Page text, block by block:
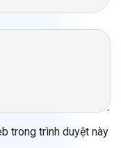
trong trình duyệt này